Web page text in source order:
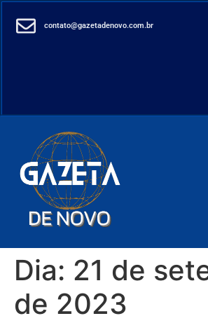
contato@gazetadenovo.com.br
Dia: 21 de
de 2023